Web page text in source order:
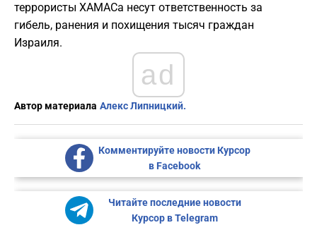
террористы ХАМАСа несут ответственность за
гибель, ранения и похищения тысяч граждан
Израиля.
ad
Автор материала Алекс Липницкий.
Комментируйте новости Курсор
в Facebook
Читайте последние новости
Курсор в Telegram